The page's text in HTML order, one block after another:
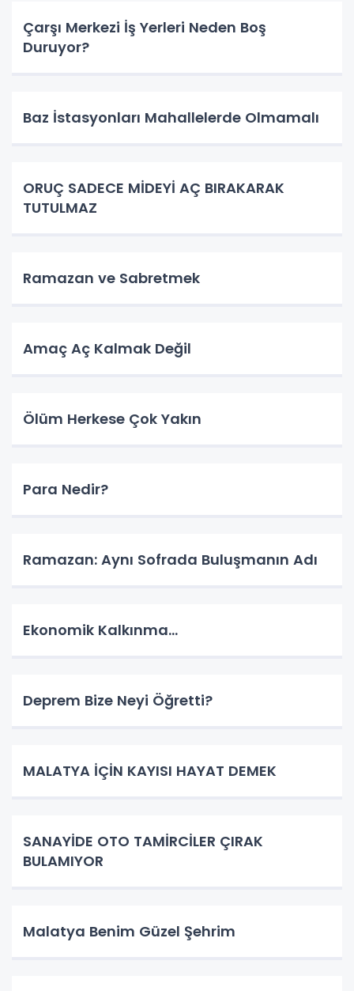
Çarşı Merkezi İş Yerleri Neden Boş
Duruyor?
Baz İstasyonları Mahallelerde Olmamalı
ORUÇ SADECE MİDEYİ AÇ BIRAKARAK
TUTULMAZ
Ramazan ve Sabretmek
Amaç Aç Kalmak Değil
Ölüm Herkese Çok Yakın
Para Nedir?
Ramazan: Aynı Sofrada Buluşmanın Adı
Ekonomik Kalkınma…
Deprem Bize Neyi Öğretti?
MALATYA İÇİN KAYISI HAYAT DEMEK
SANAYİDE OTO TAMİRCİLER ÇIRAK
BULAMIYOR
Malatya Benim Güzel Şehrim